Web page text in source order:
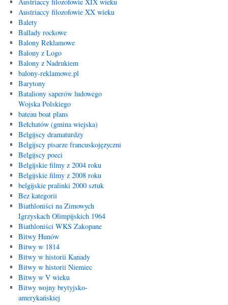
Austriaccy filozofowie XX wieku
Balety
Ballady rockowe
Balony Reklamowe
Balony z Logo
Balony z Nadrukiem
balony-reklamowe.pl
Barytony
Bataliony saperów ludowego
Wojska Polskiego
bateau boat plans
Bełchatów (gmina wiejska)
Belgijscy dramaturdzy
Belgijscy pisarze francuskojęzyczni
Belgijscy poeci
Belgijskie filmy z 2004 roku
Belgijskie filmy z 2008 roku
belgijskie pralinki 2000 sztuk
Bez kategorii
Biathloniści na Zimowych
Igrzyskach Olimpijskich 1964
Biathloniści WKS Zakopane
Bitwy Hunów
Bitwy w 1814
Bitwy w historii Kanady
Bitwy w historii Niemiec
Bitwy w V wieku
Bitwy wojny brytyjsko-
amerykańskiej